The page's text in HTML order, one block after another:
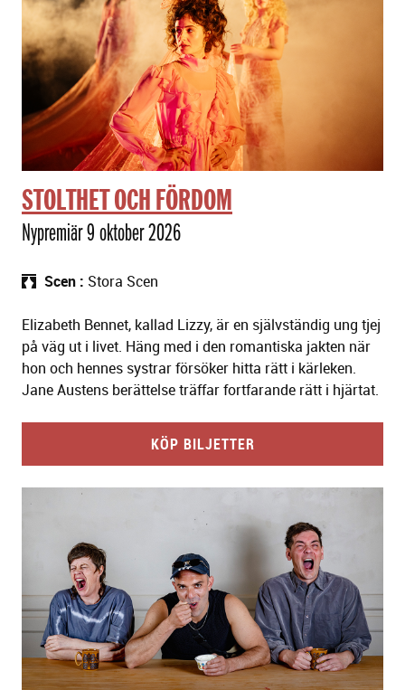
STOLTHET OCH FÖRDOM
Nypremiär 9 oktober 2026
Scen Stora Scen
Elizabeth Bennet, kallad Lizzy, är en självständig ung tjej
på väg ut i livet. Häng med i den romantiska jakten när
hon och hennes systrar försöker hitta rätt i kärleken.
Jane Austens berättelse träffar fortfarande rätt i hjärtat.
KÖP BILJETTER